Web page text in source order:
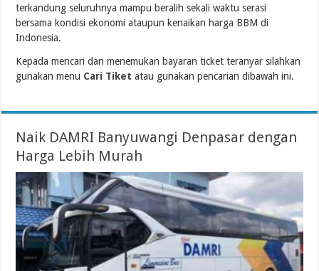
terkandung seluruhnya mampu beralih sekali waktu serasi
bersama kondisi ekonomi ataupun kenaikan harga BBM di
Indonesia.
Kepada mencari dan menemukan bayaran ticket teranyar silahkan
gunakan menu Cari Tiket atau gunakan pencarian dibawah ini.
Naik DAMRI Banyuwangi Denpasar dengan
Harga Lebih Murah